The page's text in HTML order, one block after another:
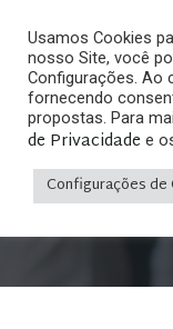
Home»Posts
Usamos Cookies
nosso Site, você
Configurações. Ao
fornecendo
propostas. Para
de Privacidade e
Configurações de